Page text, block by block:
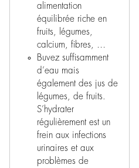
alimentation
équilibrée riche en
fruits, légumes,
calcium, fibres, …
Buvez suffisamment
d’eau mais
également des jus de
légumes, de fruits.
S’hydrater
régulièrement est un
frein aux infections
urinaires et aux
problèmes de